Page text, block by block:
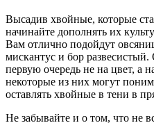
Высадив хвойные, которые
начинайте дополнять их
Вам отлично подойдут
мискантус и бор развесистый.
первую очередь не на цвет, а
некоторые из них могут
оставлять хвойные в тени в
Не забывайте и о том, что не